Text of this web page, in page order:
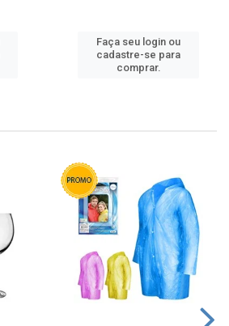
Faça seu login ou
cadastre-se para
comprar.